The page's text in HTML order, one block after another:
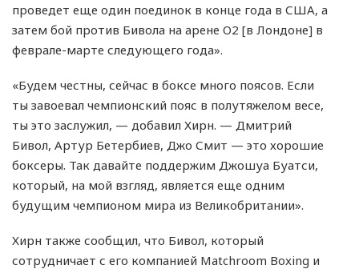
проведет еще один поединок в конце года в США, а
затем бой против Бивола на арене O2 [в Лондоне] в
феврале-марте следующего года».
«Будем честны, сейчас в боксе много поясов. Если
ты завоевал чемпионский пояс в полутяжелом весе,
ты это заслужил, — добавил Хирн. — Дмитрий
Бивол, Артур Бетербиев, Джо Смит — это хорошие
боксеры. Так давайте поддержим Джошуа Буатси,
который, на мой взгляд, является еще одним
будущим чемпионом мира из Великобритании».
Хирн также сообщил, что Бивол, который
сотрудничает с его компанией Matchroom Boxing и